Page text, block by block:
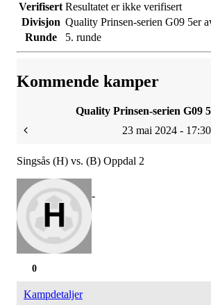
Verifisert Resultatet er ikke verifisert
Divisjon Quality Prinsen-serien G09 5er
Runde
5. runde
Kommende kamper
Quality Prinsen-serien G09
23 mai 2024 - 17:30
Singsås (H) vs. (B) Oppdal 2
-
0
Kampdetaljer